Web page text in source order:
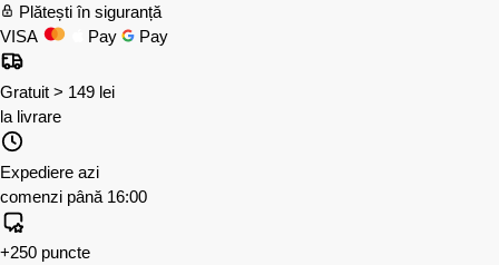
Plătești în siguranță
VISA
Pay Pay
Gratuit > 149 lei
la livrare
Expediere azi
comenzi până 16:00
+250 puncte